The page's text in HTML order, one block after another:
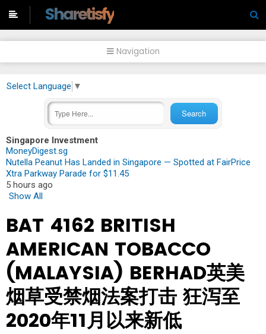
Sharetisfy
Navigation
Select Language ▼
Singapore Investment
MoneyDigest.sg
Nutella Peanut Has Landed in Singapore — Spotted at FairPrice
Xtra Parkway Parade for $11.45
5 hours ago
Show All
BAT 4162 BRITISH
AMERICAN TOBACCO
(MALAYSIA) BERHAD英美
烟草受禁烟法案打击 狂泻至
2020年11月以来新低